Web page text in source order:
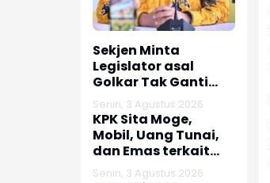
Sekjen Minta
Legislator asal
Golkar Tak Ganti
Nomor HP usai Jadi
Dewan
Senin, 3 Agustus 2026
KPK Sita Moge,
Mobil, Uang Tunai,
dan Emas terkait
Kasus Korupsi
Senin, 3 Agustus 2026